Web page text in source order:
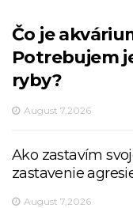
Čo je
Potrebujem
ryby?
August 7,2026
Ako zastavím
zastavenie
August 7,2026